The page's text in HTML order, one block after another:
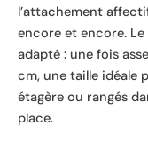
l’attachement
encore et encore.
adapté : une fois
cm, une taille idéale
étagère ou rangés
place.